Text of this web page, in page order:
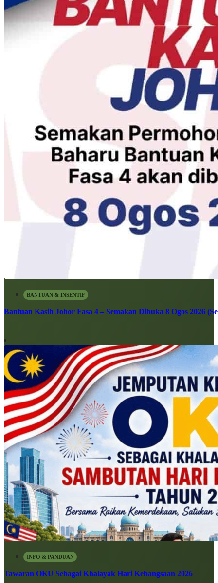
BANTUAN & INSENTIF
Bantuan Kasih Johor Fasa 4 – Semakan Dibuka 8 Ogos 2026
INFO & PANDUAN
Tawaran OKU Sebagai Khalayak Hari Kebangsaan 2026